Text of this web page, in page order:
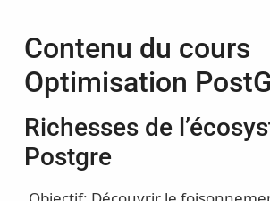
Contenu du cours
Optimisation
Richesses de
Postgre